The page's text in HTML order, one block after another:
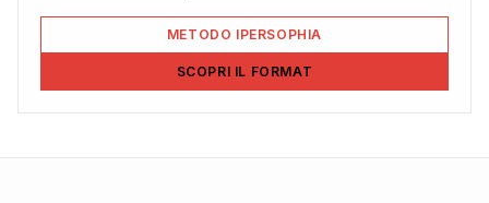
METODO IPERSOPHIA
SCOPRI IL FORMAT